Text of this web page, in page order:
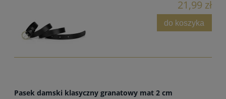
21,99 zł
do koszyka
Pasek damski klasyczny granatowy mat 2 cm